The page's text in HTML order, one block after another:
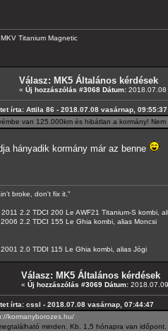
Titanium Magnetic
Válasz: MK5 Általános kérdések
« Új hozzászólás #3068 Dátum:
írta: Attila 86 - 2018.07.08 vasárnap, 09:55:37
van 125.000km és hibátlan a kormány!
hányadik kormány már az benne
broke, don't fix it."
2011 2.2 TDCI 200 Le AWF21 Titanium-S kombi,
2.2 TDCI 155 Le Ghia kombi, alias Moncsi
2.0 TDDI 115 Le Ghia kombi, alias Jógi
Válasz: MK5 Általános kérdések
« Új hozzászólás #3069 Dátum:
írta: cssl - 2018.07.08 vasárnap, 07:44:47
kormanyborozes.hu/
minden. Kb. 1,5 hónapra van